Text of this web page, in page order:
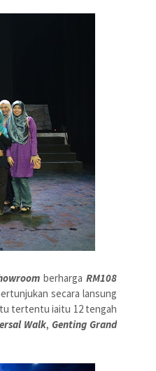
berhargaRM108
secara lansung
tertentu iaitu 12 tengah
Walk, Genting Grand